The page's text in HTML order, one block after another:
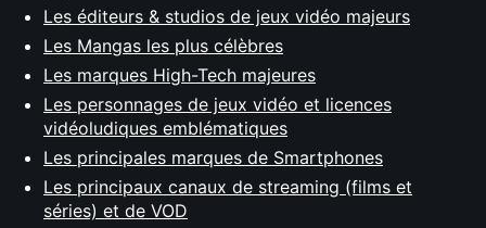
Les éditeurs & studios de jeux vidéo majeurs
Les Mangas les plus célèbres
Les marques High-Tech majeures
Les personnages de jeux vidéo et licences
vidéoludiques emblématiques
Les principales marques de Smartphones
Les principaux canaux de streaming (films et
séries) et de VOD